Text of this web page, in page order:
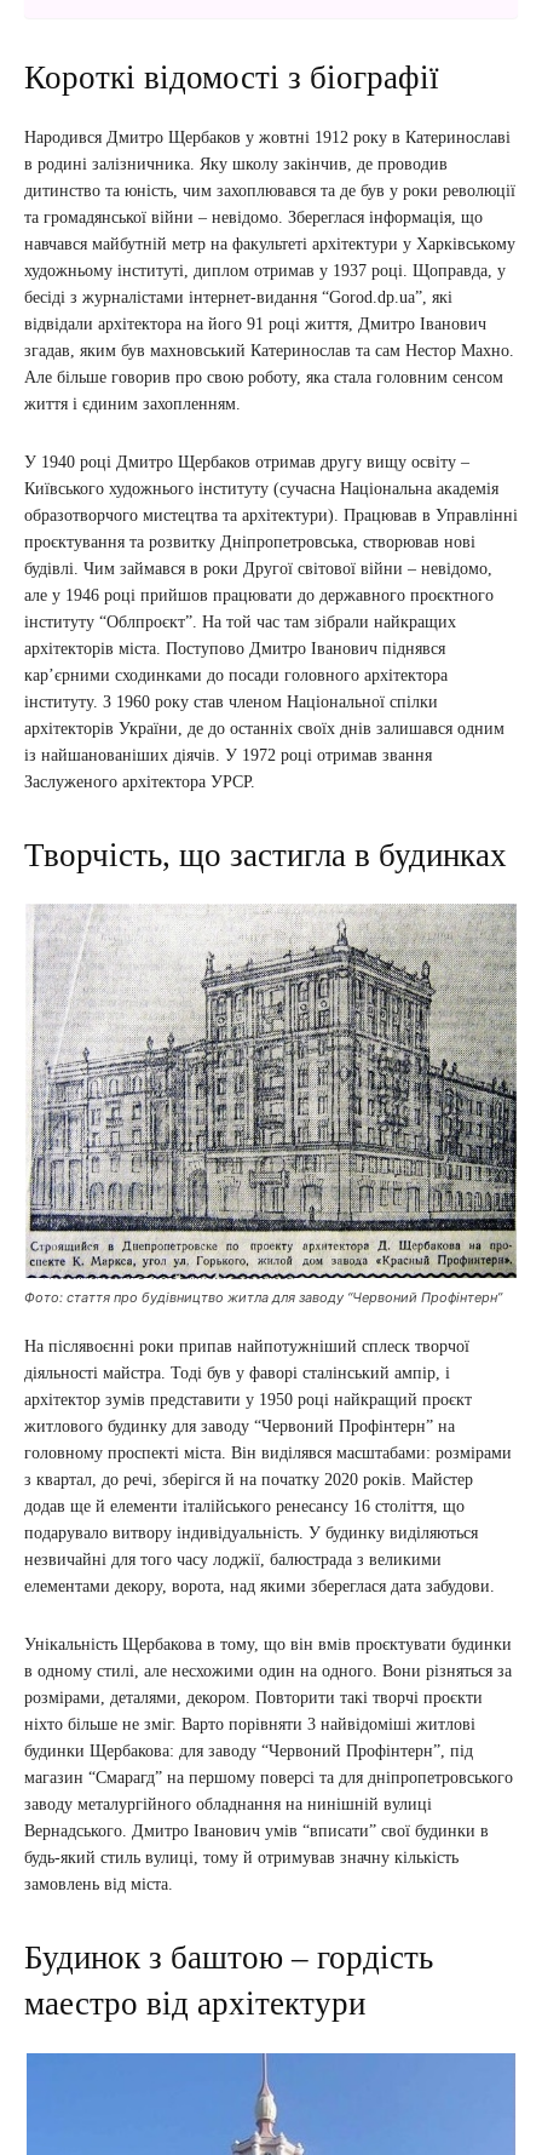
Короткі відомості з біографії
Народився Дмитро Щербаков у жовтні 1912 року в Катеринославі
в родині залізничника. Яку школу закінчив, де проводив
дитинство та юність, чим захоплювався та де був у роки революції
та громадянської війни – невідомо. Збереглася інформація, що
навчався майбутній метр на факультеті архітектури у Харківському
художньому інституті, диплом отримав у 1937 році. Щоправда, у
бесіді з журналістами інтернет-видання “Gorod.dp.ua”, які
відвідали архітектора на його 91 році життя, Дмитро Іванович
згадав, яким був махновський Катеринослав та сам Нестор Махно.
Але більше говорив про свою роботу, яка стала головним сенсом
життя і єдиним захопленням.
У 1940 році Дмитро Щербаков отримав другу вищу освіту –
Київського художнього інституту (сучасна Національна академія
образотворчого мистецтва та архітектури). Працював в Управлінні
проєктування та розвитку Дніпропетровська, створював нові
будівлі. Чим займався в роки Другої світової війни – невідомо,
але у 1946 році прийшов працювати до державного проєктного
інституту “Облпроєкт”. На той час там зібрали найкращих
архітекторів міста. Поступово Дмитро Іванович піднявся
кар’єрними сходинками до посади головного архітектора
інституту. З 1960 року став членом Національної спілки
архітекторів України, де до останніх своїх днів залишався одним
із найшанованіших діячів. У 1972 році отримав звання
Заслуженого архітектора УРСР.
Творчість, що застигла в будинках
Фото: стаття про будівництво житла для заводу “Червоний Профінтерн”
На післявоєнні роки припав найпотужніший сплеск творчої
діяльності майстра. Тоді був у фаворі сталінський ампір, і
архітектор зумів представити у 1950 році найкращий проєкт
житлового будинку для заводу “Червоний Профінтерн” на
головному проспекті міста. Він виділявся масштабами: розмірами
з квартал, до речі, зберігся й на початку 2020 років. Майстер
додав ще й елементи італійського ренесансу 16 століття, що
подарувало витвору індивідуальність. У будинку виділяються
незвичайні для того часу лоджії, балюстрада з великими
елементами декору, ворота, над якими збереглася дата забудови.
Унікальність Щербакова в тому, що він вмів проєктувати будинки
в одному стилі, але несхожими один на одного. Вони різняться за
розмірами, деталями, декором. Повторити такі творчі проєкти
ніхто більше не зміг. Варто порівняти 3 найвідоміші житлові
будинки Щербакова: для заводу “Червоний Профінтерн”, під
магазин “Смарагд” на першому поверсі та для дніпропетровського
заводу металургійного обладнання на нинішній вулиці
Вернадського. Дмитро Іванович умів “вписати” свої будинки в
будь-який стиль вулиці, тому й отримував значну кількість
замовлень від міста.
Будинок з баштою – гордість
маестро від архітектури